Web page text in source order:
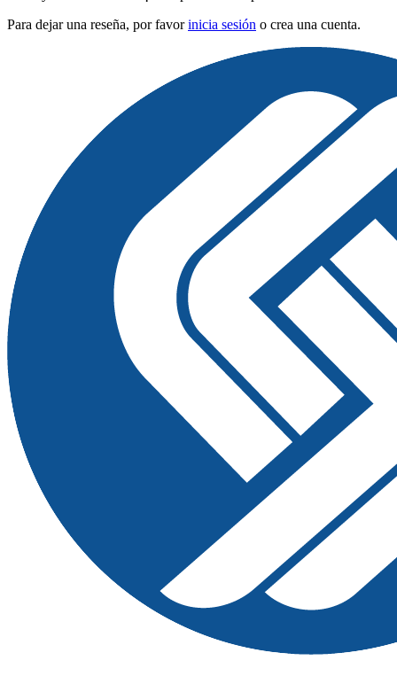
Para dejar una reseña, por favorinicia sesión o crea una cuenta.